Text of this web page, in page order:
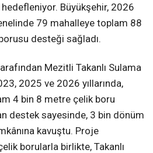
hedefleniyor. Büyükşehir, 2026
79 mahalleye toplam 88
desteği sağladı.
Mezitli Takanlı Sulama
2025 ve 2026 yıllarında,
4 bin 8 metre çelik boru
destek sayesinde, 3 bin dönüm
kavuştu. Proje
borularla birlikte, Takanlı